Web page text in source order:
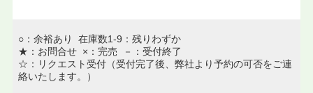
○：余裕あり 在庫数1-9：残りわずか
★：お問合せ ×：完売 －：受付終了
☆：リクエスト受付（受付完了後、弊社より予約の可否をご連
絡いたします。）